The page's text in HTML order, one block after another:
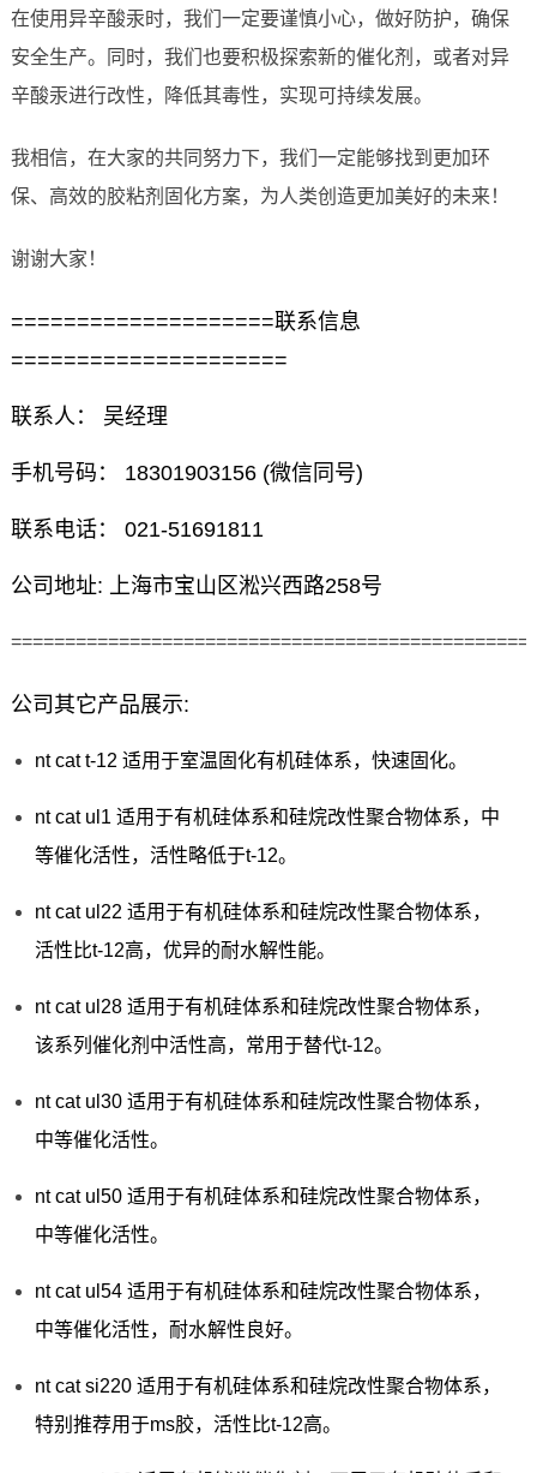
在使用异辛酸汞时，我们一定要谨慎小心，做好防护，确保
安全生产。同时，我们也要积极探索新的催化剂，或者对异
辛酸汞进行改性，降低其毒性，实现可持续发展。
我相信，在大家的共同努力下，我们一定能够找到更加环
保、高效的胶粘剂固化方案，为人类创造更加美好的未来！
谢谢大家！
====================联系信息
=====================
联系人： 吴经理
手机号码： 18301903156 (微信同号)
联系电话： 021-51691811
公司地址: 上海市宝山区淞兴西路258号
公司其它产品展示:
nt cat t-12 适用于室温固化有机硅体系，快速固化。
nt cat ul1 适用于有机硅体系和硅烷改性聚合物体系，中
等催化活性，活性略低于t-12。
nt cat ul22 适用于有机硅体系和硅烷改性聚合物体系，
活性比t-12高，优异的耐水解性能。
nt cat ul28 适用于有机硅体系和硅烷改性聚合物体系，
该系列催化剂中活性高，常用于替代t-12。
nt cat ul30 适用于有机硅体系和硅烷改性聚合物体系，
中等催化活性。
nt cat ul50 适用于有机硅体系和硅烷改性聚合物体系，
中等催化活性。
nt cat ul54 适用于有机硅体系和硅烷改性聚合物体系，
中等催化活性，耐水解性良好。
nt cat si220 适用于有机硅体系和硅烷改性聚合物体系，
特别推荐用于ms胶，活性比t-12高。